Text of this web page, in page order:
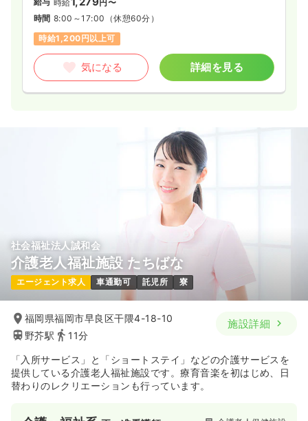
時給
円〜
時間 8:00～17:00 （休憩60分）
時給1,200円以上可
気になる 詳細を見る
社会福祉法人誠和会
介護老人福祉施設 たちばな
エージェント求人 車通勤可 託児所 寮
福岡県福岡市早良区干隈4-18-10
野芥駅
11分
施設詳細
「入所サービス」と「ショートステイ」などの介護サービスを
提供している介護老人福祉施設です。療育音楽を初はじめ、日
替わりのレクリエーションも行っています。